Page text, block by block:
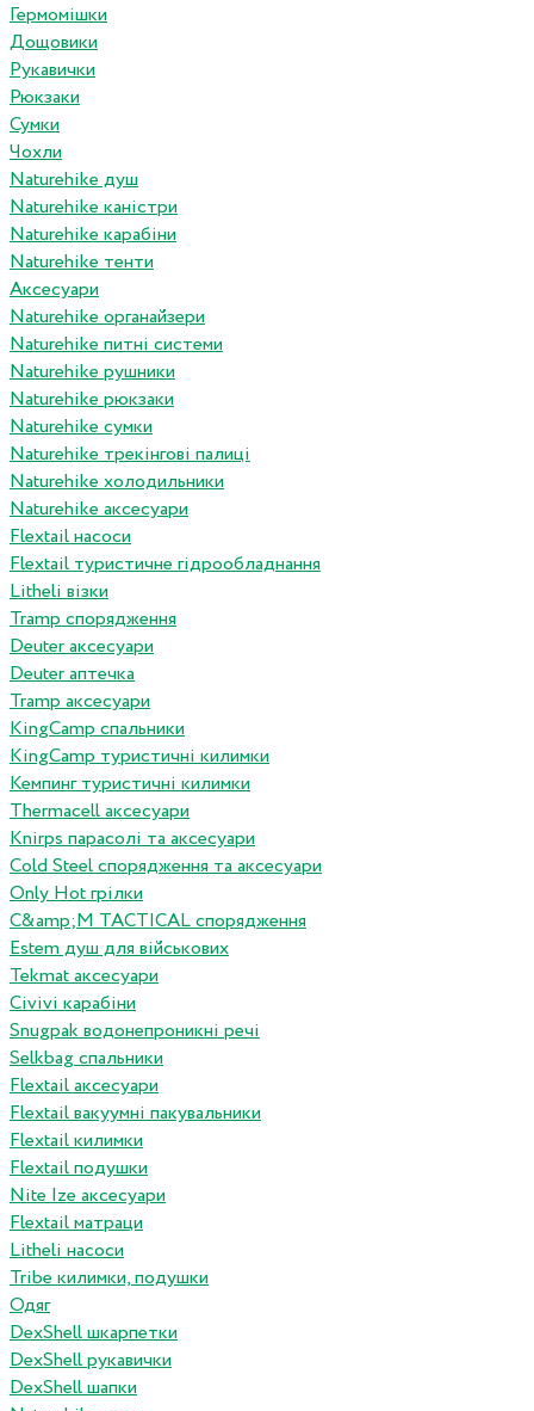
Гермомішки
Дощовики
Рукавички
Рюкзаки
Сумки
Чохли
Naturehike душ
Naturehike каністри
Naturehike карабіни
Naturehike тенти
Аксесуари
Naturehike органайзери
Naturehike питні системи
Naturehike рушники
Naturehike рюкзаки
Naturehike сумки
Naturehike трекінгові палиці
Naturehike холодильники
Naturehike аксесуари
Flextail насоси
Flextail туристичне гідрообладнання
Litheli візки
Tramp спорядження
Deuter аксесуари
Deuter аптечка
Tramp аксесуари
KingCamp спальники
KingCamp туристичні килимки
Кемпинг туристичні килимки
Thermacell аксесуари
Knirps парасолі та аксесуари
Cold Steel спорядження та аксесуари
Only Hot грілки
C&amp;M TACTICAL спорядження
Estem душ для військових
Tekmat аксесуари
Сivivi карабіни
Snugpak водонепроникні речі
Selkbag спальники
Flextail аксесуари
Flextail вакуумні пакувальники
Flextail килимки
Flextail подушки
Nite Ize аксесуари
Flextail матраци
Litheli насоси
Tribe килимки, подушки
Одяг
DexShell шкарпетки
DexShell рукавички
DexShell шапки